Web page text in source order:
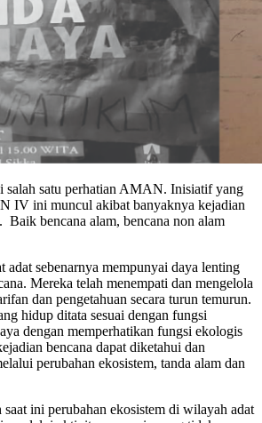
salah satu perhatian AMAN. Inisiatif yang
IV ini muncul akibat banyaknya kejadian
Baik bencana alam, bencana non alam
adat sebenarnya mempunyai daya lenting
Mereka telah menempati dan mengelola
dan pengetahuan secara turun temurun.
hidup ditata sesuai dengan fungsi
dengan memperhatikan fungsi ekologis
bencana dapat diketahui dan
perubahan ekosistem, tanda alam dan
saat ini perubahan ekosistem di wilayah adat